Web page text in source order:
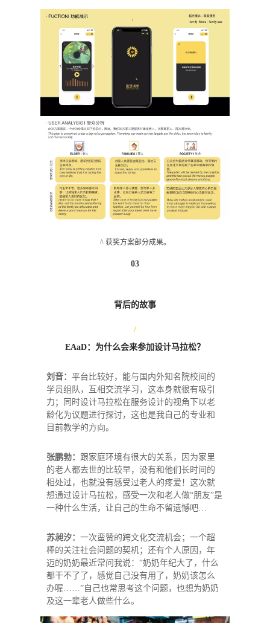
。
^ 获奖方案部分成果。
03
背后的故事
/
EAaD：为什么会来参加设计马拉松？
刘音：平台比较好，能与国内外知名院校间的
学员组队，互相交流学习，这本身就很有吸引
力；同时设计马拉松在服务设计的视角下以老
龄化为议题进行探讨，这也是我自己的专业和
目前教学的方向。
张鹏勃： 跟家庭环境有很大的关系，因为家里
的老人都去世的比较早，没有和他们长时间的
相处过，也就没有感受过老人的疼爱！这次就
想通过设计马拉松，感受一次和老人做“朋友”是
一种什么生活，让自己的生命不留遗憾吧…
苏昶汐：一次蛮赞的跨文化交流机会；一个超
棒的关注社会问题的契机；还有个人原因，年
迈的奶奶最近常问我说：“奶奶年纪大了，什么
都干不了了，感觉自己没有用了，奶奶该怎么
办喔……”自己也常思考这个问题，也想为奶奶
及这一辈老人做些什么。